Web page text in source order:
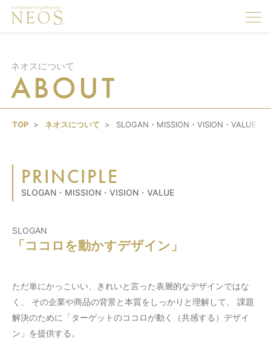
ネオスについて
ABOUT
TOP ネオスについて SLOGAN・MISSION・VISION・VALUE
PRINCIPLE
SLOGAN・MISSION・VISION・VALUE
SLOGAN
「ココロを動かすデザイン」
ただ単にかっこいい、きれいと言った表層的なデザインではな
く、
その企業や商品の背景と本質をしっかりと理解して、
課題
解決のために「ターゲットのココロが動く（共感する）デザイ
ン」を提供する。